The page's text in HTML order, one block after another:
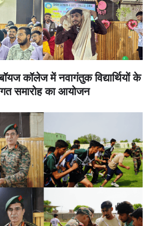
कॉलेज में नवागंतुक विद्यार्थियों के
समारोह का आयोजन